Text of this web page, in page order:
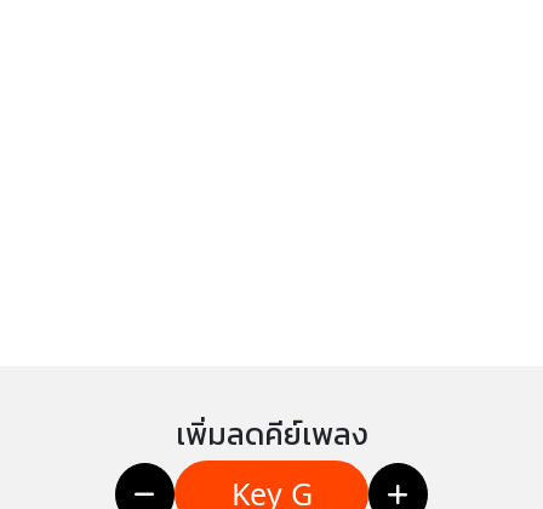
เพิ่มลดคีย์เพลง
Key G